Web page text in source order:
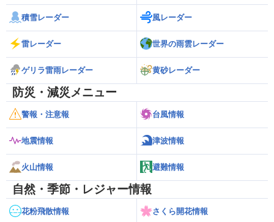
積雪レーダー 風レーダー
雷レーダー 世界の雨雲レーダー
ゲリラ雷雨レーダー 黄砂レーダー
防災・減災メニュー
警報・注意報 台風情報
地震情報 津波情報
火山情報 避難情報
自然・季節・レジャー情報
花粉飛散情報 さくら開花情報